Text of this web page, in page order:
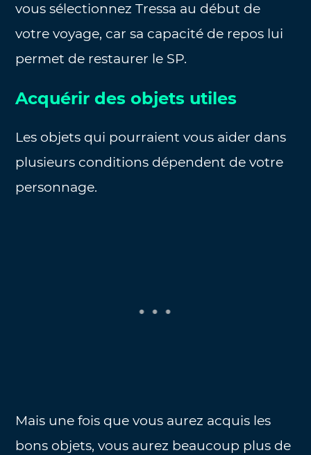
vous sélectionnez Tressa au début de
votre voyage, car sa capacité de repos lui
permet de restaurer le SP.
Acquérir des objets utiles
Les objets qui pourraient vous aider dans
plusieurs conditions dépendent de votre
personnage.
Mais une fois que vous aurez acquis les
bons objets, vous aurez beaucoup plus de